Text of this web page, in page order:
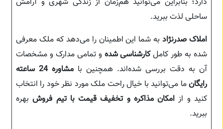
ساحلی لذت ببرید.
املاک صدرنژادبه شما این اطمینان را می‌دهد که ملک معرفی
شده به طور کاملکارشناسی شده و تمامی مدارک و مشخصات
آن به دقت بررسی شده‌اند. همچنین با
مشاوره 24 ساعته
رایگانما می‌توانید با خیال راحت ملک مورد نظر خود را انتخاب
کنید و از امکان مذاکره و تخفیف قیمت با تیم فروشبهره
ببرید.